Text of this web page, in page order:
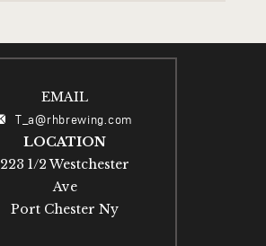
EMAIL
T_a@rhbrewing.com
LOCATION
223 1/2 Westchester
Ave
Port Chester Ny